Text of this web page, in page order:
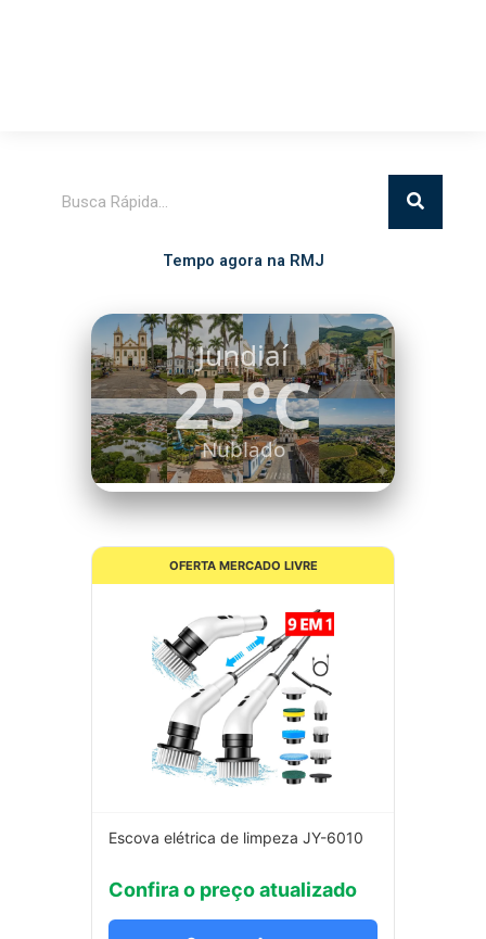
Tempo agora na RMJ
Itatiba
24°C
Nublado
OFERTA MERCADO LIVRE
Escova elétrica de limpeza JY-6010
Confira o preço atualizado